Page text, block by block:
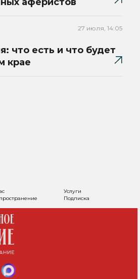
27 июля, 14:05
что есть и что будет
крае
Услуги
Подписка